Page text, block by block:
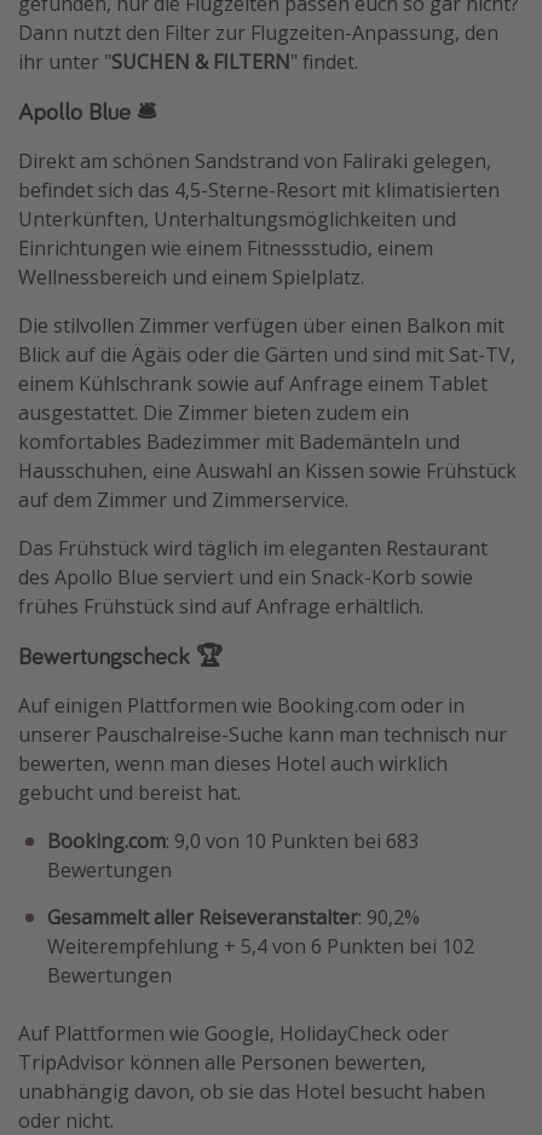
Dann nutzt den Filter zur Flugzeiten-Anpassung, den
ihr unter "SUCHEN & FILTERN" findet.
Apollo Blue 🛎️
Direkt am schönen Sandstrand von Faliraki gelegen,
befindet sich das 4,5-Sterne-Resort mit klimatisierten
Unterkünften, Unterhaltungsmöglichkeiten und
Einrichtungen wie einem Fitnessstudio, einem
Wellnessbereich und einem Spielplatz.
Die stilvollen Zimmer verfügen über einen Balkon mit
Blick auf die Ägäis oder die Gärten und sind mit Sat-TV,
einem Kühlschrank sowie auf Anfrage einem Tablet
ausgestattet. Die Zimmer bieten zudem ein
komfortables Badezimmer mit Bademänteln und
Hausschuhen, eine Auswahl an Kissen sowie Frühstück
auf dem Zimmer und Zimmerservice.
Das Frühstück wird täglich im eleganten Restaurant
des Apollo Blue serviert und ein Snack-Korb sowie
frühes Frühstück sind auf Anfrage erhältlich.
Bewertungscheck 🏆
Auf einigen Plattformen wie Booking.com oder in
unserer Pauschalreise-Suche kann man technisch nur
bewerten, wenn man dieses Hotel auch wirklich
gebucht und bereist hat.
Booking.com: 9,0 von 10 Punkten bei 683
Bewertungen
Gesammelt aller Reiseveranstalter: 90,2%
Weiterempfehlung + 5,4 von 6 Punkten bei 102
Bewertungen
Auf Plattformen wie Google, HolidayCheck oder
TripAdvisor können alle Personen bewerten,
unabhängig davon, ob sie das Hotel besucht haben
oder nicht.